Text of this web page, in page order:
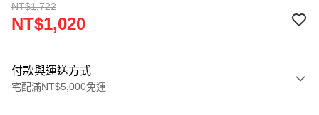
NT$1,722
NT$1,020
付款與運送方式
宅配滿NT$5,000免運